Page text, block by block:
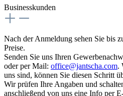
Businesskunden
Nach der Anmeldung sehen Sie bis
Preise.
Senden Sie uns Ihren
oder per Mail: office@jantscha.com.
uns sind, können Sie diesen Schritt
Wir prüfen Ihre Angaben und
anschließend von uns eine Info per